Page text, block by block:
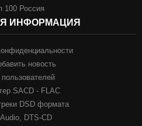
100 Россия
ИНФОРМАЦИЯ
новость
пользователей
SACD - FLAC
DSD формата
DTS-CD